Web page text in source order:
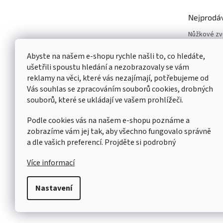
Abyste na našem e-shopu rychle našli to, co hledáte,
ušetřili spoustu hledání a nezobrazovaly se vám
reklamy na věci, které vás nezajímají, potřebujeme od
Vás souhlas se zpracováním souborů cookies, drobných
souborů, které se ukládají ve vašem prohlížeči.
Podle cookies vás na našem e-shopu poznáme a
zobrazíme vám jej tak, aby všechno fungovalo správně
a dle vašich preferencí. Projděte si podrobný
Více informací
Nastavení
Nůžkové
Zouvačky